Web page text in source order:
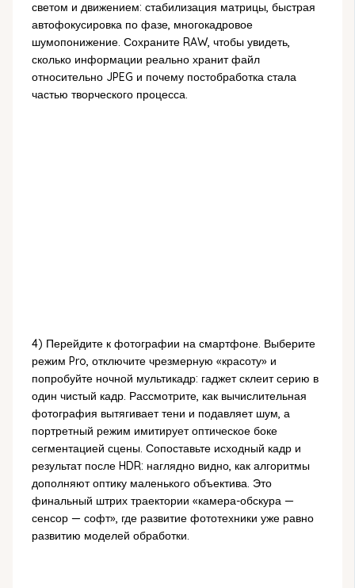
светом и движением: стабилизация матрицы, быстрая
автофокусировка по фазе, многокадровое
шумопонижение. Сохраните RAW, чтобы увидеть,
сколько информации реально хранит файл
относительно JPEG и почему постобработка стала
частью творческого процесса.
4) Перейдите к фотографии на смартфоне. Выберите
режим Pro, отключите чрезмерную «красоту» и
попробуйте ночной мультикадр: гаджет склеит серию в
один чистый кадр. Рассмотрите, как вычислительная
фотография вытягивает тени и подавляет шум, а
портретный режим имитирует оптическое боке
сегментацией сцены. Сопоставьте исходный кадр и
результат после HDR: наглядно видно, как алгоритмы
дополняют оптику маленького объектива. Это
финальный штрих траектории «камера-обскура —
сенсор — софт», где развитие фототехники уже равно
развитию моделей обработки.